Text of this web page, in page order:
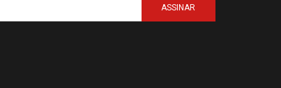
ASSINAR